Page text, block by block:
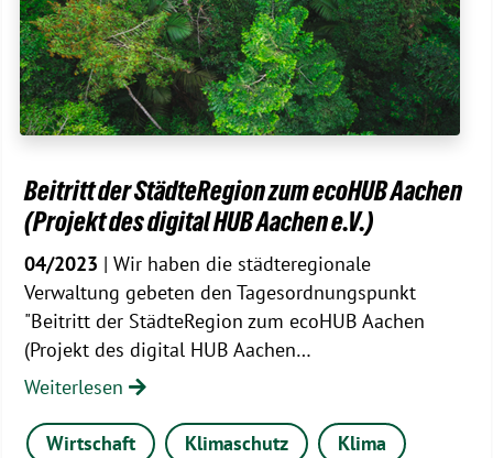
Beitritt der StädteRegion zum ecoHUB Aachen
(Projekt des digital HUB Aachen e.V.)
04/2023 | Wir haben die städteregionale
Verwaltung gebeten den Tagesordnungspunkt
"Beitritt der StädteRegion zum ecoHUB Aachen
(Projekt des digital HUB Aachen…
Weiterlesen
Wirtschaft Klimaschutz Klima